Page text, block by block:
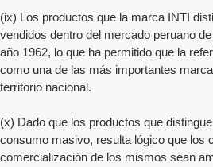
(ix) Los productos que la marca INTI
vendidos dentro del mercado peruano
año 1962, lo que ha permitido que la
como una de las más importantes
territorio nacional.
(x) Dado que los productos que
consumo masivo, resulta lógico que los
comercialización de los mismos sean